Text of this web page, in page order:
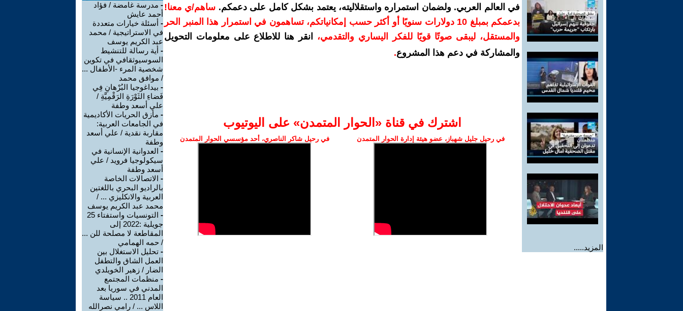
المزيد.....
في العالم العربي. ولضمان استمراره واستقلاليته، يعتمد بشكل كامل على دعمكم. ساهم/ي معنا!
بدعمكم بمبلغ 10 دولارات سنويًا أو أكثر حسب إمكانياتكم، تساهمون في استمرار هذا المنبر الحر
والمستقل، ليبقى صوتًا قويًا للفكر اليساري والتقدمي،
انقر هنا للاطلاع على معلومات التحويل
والمشاركة في دعم هذا المشروع.
اشترك في قناة ‫«الحوار المتمدن» على اليوتيوب
في رحيل جليل شهباز، عضو هيئة إدارة الحوار المتمدن في رحيل شاكر الناصري، أحد مؤسسي الحوار المتمدن
- مدرسة غامضة / فؤاد
أحمد عايش
- أسئلة خيارات متعددة
في الاستراتيجية / محمد
عبد الكريم يوسف
- أية رسالة للتنشيط
السوسيوثقافي في تكوين
شخصية المرء -الأطفال ...
/ موافق محمد
- بيداغوجيا البُرْهانِ فِي
فَضاءِ الثَوْرَةِ الرَقْمِيَّةِ /
علي أسعد وطفة
- مأزق الحريات الأكاديمية
في الجامعات العربية:
مقاربة نقدية / علي أسعد
وطفة
- العدوانية الإنسانية في
سيكولوجيا فرويد / علي
أسعد وطفة
- الاتصالات الخاصة
بالراديو البحري باللغتين
العربية والانكليزي ... /
محمد عبد الكريم يوسف
-
التونسيات واستفتاء 25
جويلية :2022 إلى
المقاطعة لا مصلحة للن ...
/ حمه الهمامي
- تحليل الاستغلال بين
العمل الشاق والتطفل
الضار / زهير الخويلدي
- منظمات المجتمع
المدني في سوريا بعد
العام 2011 .. سياسة
اللاس ... / رامي نصرالله